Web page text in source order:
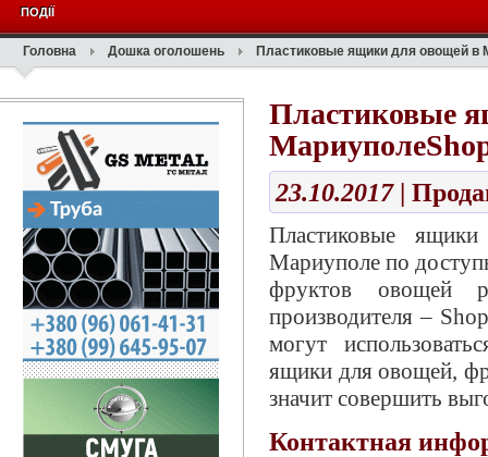
ПОДІЇ
Головна Дошка оголошень Пластиковые ящики для овощей в
Пластиковые
23.10.2017|
Пластиковые
Мариуполе по
фруктов овощей
производителя –
могут
ящики для овощей,
значит совершить
Контактная